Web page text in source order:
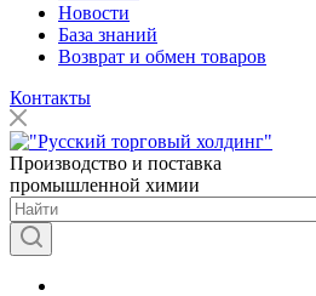
Новости
База знаний
Возврат и обмен товаров
Контакты
Производство и поставка
промышленной химии